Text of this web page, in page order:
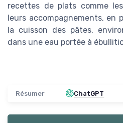
recettes de plats comme
leurs accompagnements, en
la cuisson des pâtes,
dans une eau portée à
Résumer ChatGPT